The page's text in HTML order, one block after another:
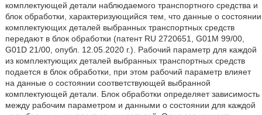
комплектующей детали наблюдаемого транспортного средства и
блок обработки, характеризующийся тем, что данные о состоянии
комплектующих деталей выбранных транспортных средств
передают в блок обработки (патент RU 2720651, G01M 99/00,
G01D 21/00, опубл. 12.05.2020 г.). Рабочий параметр для каждой
из комплектующих деталей выбранных транспортных средств
подается в блок обработки, при этом рабочий параметр влияет
на данные о состоянии соответствующей выбранной
комплектующей детали. Блок обработки определяет зависимость
между рабочим параметром и данными о состоянии для каждой